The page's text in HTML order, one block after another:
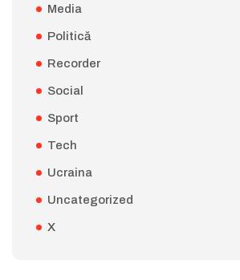
Media
Politică
Recorder
Social
Sport
Tech
Ucraina
Uncategorized
X